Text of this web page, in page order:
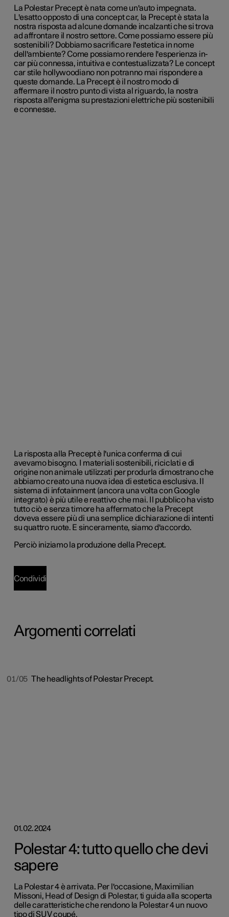
La Polestar Precept è nata come un'auto impegnata.
L'esatto opposto di una concept car, la Precept è stata la
nostra risposta ad alcune domande incalzanti che si trova
ad affrontare il nostro settore. Come possiamo essere più
sostenibili? Dobbiamo sacrificare l'estetica in nome
dell'ambiente? Come possiamo rendere l'esperienza in-
car più connessa, intuitiva e contestualizzata? Le concept
car stile hollywoodiano non potranno mai rispondere a
queste domande. La Precept è il nostro modo di
affermare il nostro punto di vista al riguardo, la nostra
risposta all'enigma su prestazioni elettriche più sostenibili
e connesse.
01/05 The headlights of Polestar Precept.
La risposta alla Precept è l'unica conferma di cui
avevamo bisogno. I materiali sostenibili, riciclati e di
origine non animale utilizzati per produrla dimostrano che
abbiamo creato una nuova idea di estetica esclusiva. Il
sistema di infotainment (ancora una volta con Google
integrato) è più utile e reattivo che mai. Il pubblico ha visto
tutto ciò e senza timore ha affermato che la Precept
doveva essere più di una semplice dichiarazione di intenti
su quattro ruote. E sinceramente, siamo d'accordo.
Perciò iniziamo la produzione della Precept.
Condividi
Argomenti correlati
01.02.2024
Polestar 4: tutto quello che devi
sapere
La Polestar 4 è arrivata. Per l'occasione, Maximilian
Missoni, Head of Design di Polestar, ti guida alla scoperta
delle caratteristiche che rendono la Polestar 4 un nuovo
tipo di SUV coupé.